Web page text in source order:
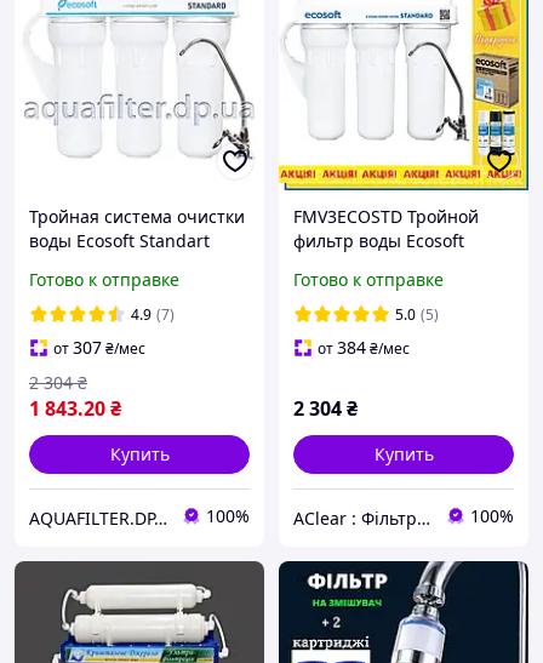
Тройная система очистки
воды Ecosoft Standart
Готово к отправке
4.9 (7)
от307₴/мес
1 843.20₴
2 304 ₴
Купить
AQUAFILTER.DP.UA — Фильтры для воды 100%
FMV3ECOSTD Тройной
фильтр воды Ecosoft
Готово к отправке
5.0 (5)
от384₴/мес
2 304₴
Купить
AClear : Фільтри для води 100%